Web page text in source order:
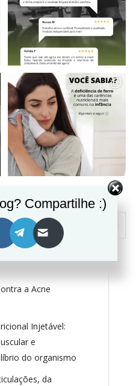
Seguir no Instagram
PESQUISAR
a Acne
Injetável:
e
do organismo
da
Compartilhe :)